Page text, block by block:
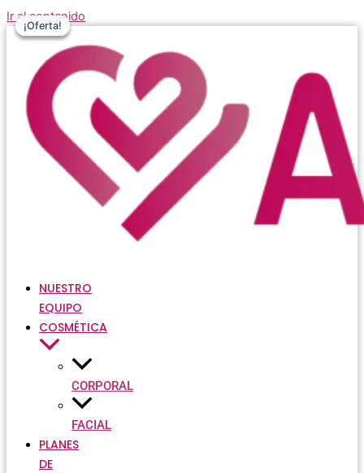
Ir al contenido
NUESTRO
EQUIPO
COSMÉTICA
CORPORAL
FACIAL
PLANES
DE
¡Oferta!
¡Oferta!
¡Oferta!